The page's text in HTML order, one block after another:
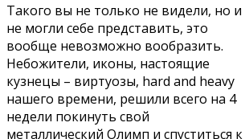
Такого вы не только не видели, но и
не могли себе представить, это
вообще невозможно вообразить.
Небожители, иконы, настоящие
кузнецы – виртуозы, hard and heavy
нашего времени, решили всего на 4
недели покинуть свой
металлический Олимп и спуститься к